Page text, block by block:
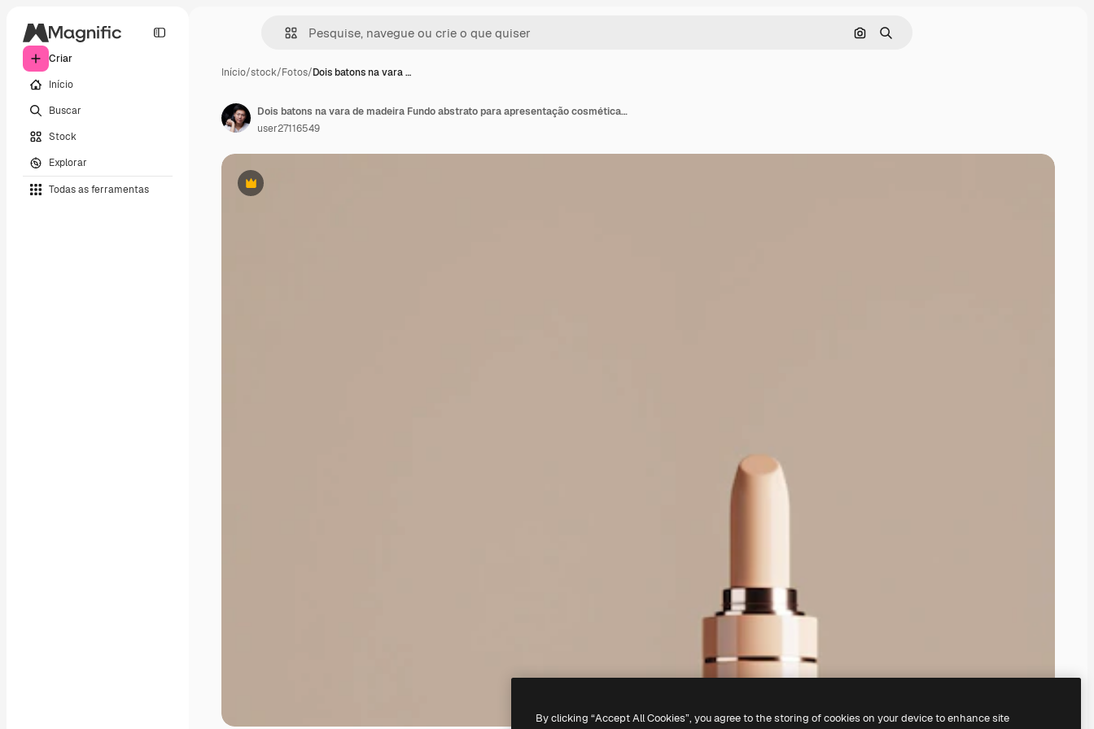
Criar
Início
Buscar
Stock
Explorar
Todas as ferramentas
Pesquisar por imagem
Buscar
Início/stock/Fotos/Dois batons na vara …
Premium
Dois batons na vara de madeira Fundo abstrato para apresentação cosmética renderização 3D
user27116549
By clicking “Accept All Cookies”, you agree to the storing of cookies on your device to enhance site